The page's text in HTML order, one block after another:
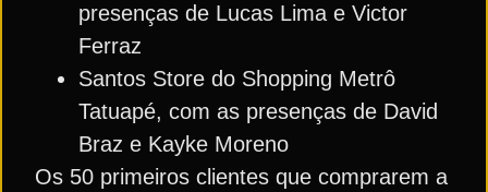
presenças de Lucas Lima e Victor
Ferraz
Santos Store do Shopping Metrô
Tatuapé, com as presenças de David
Braz e Kayke Moreno
Os 50 primeiros clientes que comprarem a